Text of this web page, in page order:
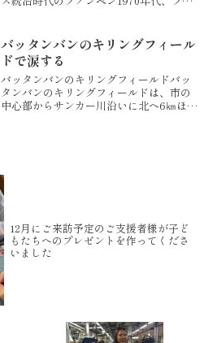
西洋風の建物におしゃれな街並み。市場
には人が集まって、賑わ...
バッタンバンのキリングフィール
ドで涙する
バッタンバンのキリングフィールドバッ
タンバンのキリングフィールドは、市の
中心部からサンカー川沿いに北へ6㎞ほど
12月にご来訪予定のご支援者様が子ど
もたちへのプレゼントを作ってくださ
いました